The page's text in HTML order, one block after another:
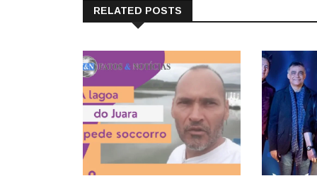
RELATED POSTS